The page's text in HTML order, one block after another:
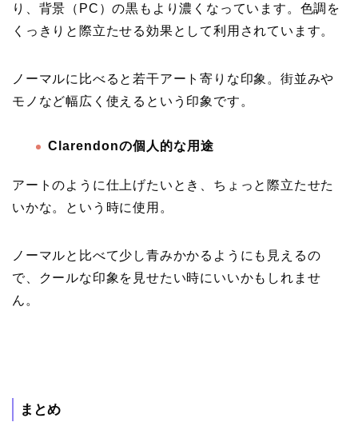
り、背景（PC）の黒もより濃くなっています。色調を
くっきりと際立たせる効果として利用されています。
ノーマルに比べると若干アート寄りな印象。街並みや
モノなど幅広く使えるという印象です。
Clarendonの個人的な用途
アートのように仕上げたいとき、ちょっと際立たせた
いかな。という時に使用。
ノーマルと比べて少し青みかかるようにも見えるの
で、クールな印象を見せたい時にいいかもしれませ
ん。
まとめ